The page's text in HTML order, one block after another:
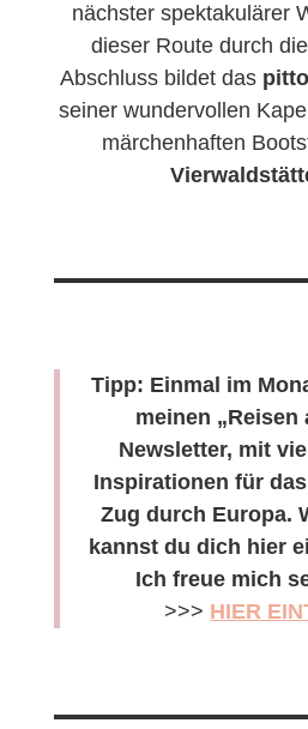
nächster spektakulärer
dieser Route durch
Abschluss bildet das
seiner wundervollen
märchenhaften
Tipp: Einmal im
meinen „Reisen
Newsletter, mit
Inspirationen für
Zug durch Europa.
kannst du dich hier
Ich freue mich
>>> HIER